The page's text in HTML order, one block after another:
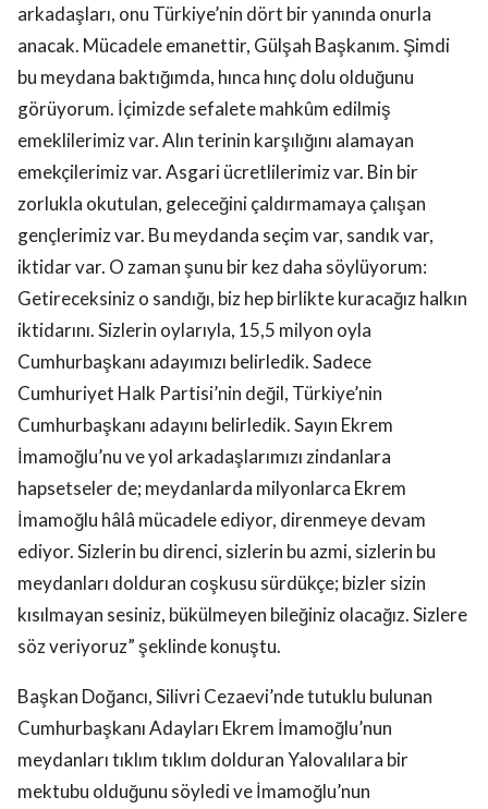
arkadaşları, onu Türkiye’nin dört bir yanında onurla
anacak. Mücadele emanettir, Gülşah Başkanım. Şimdi
bu meydana baktığımda, hınca hınç dolu olduğunu
görüyorum. İçimizde sefalete mahkûm edilmiş
emeklilerimiz var. Alın terinin karşılığını alamayan
emekçilerimiz var. Asgari ücretlilerimiz var. Bin bir
zorlukla okutulan, geleceğini çaldırmamaya çalışan
gençlerimiz var. Bu meydanda seçim var, sandık var,
iktidar var. O zaman şunu bir kez daha söylüyorum:
Getireceksiniz o sandığı, biz hep birlikte kuracağız halkın
iktidarını. Sizlerin oylarıyla, 15,5 milyon oyla
Cumhurbaşkanı adayımızı belirledik. Sadece
Cumhuriyet Halk Partisi’nin değil, Türkiye’nin
Cumhurbaşkanı adayını belirledik. Sayın Ekrem
İmamoğlu’nu ve yol arkadaşlarımızı zindanlara
hapsetseler de; meydanlarda milyonlarca Ekrem
İmamoğlu hâlâ mücadele ediyor, direnmeye devam
ediyor. Sizlerin bu direnci, sizlerin bu azmi, sizlerin bu
meydanları dolduran coşkusu sürdükçe; bizler sizin
kısılmayan sesiniz, bükülmeyen bileğiniz olacağız. Sizlere
söz veriyoruz” şeklinde konuştu.
Başkan Doğancı, Silivri Cezaevi’nde tutuklu bulunan
Cumhurbaşkanı Adayları Ekrem İmamoğlu’nun
meydanları tıklım tıklım dolduran Yalovalılara bir
mektubu olduğunu söyledi ve İmamoğlu’nun